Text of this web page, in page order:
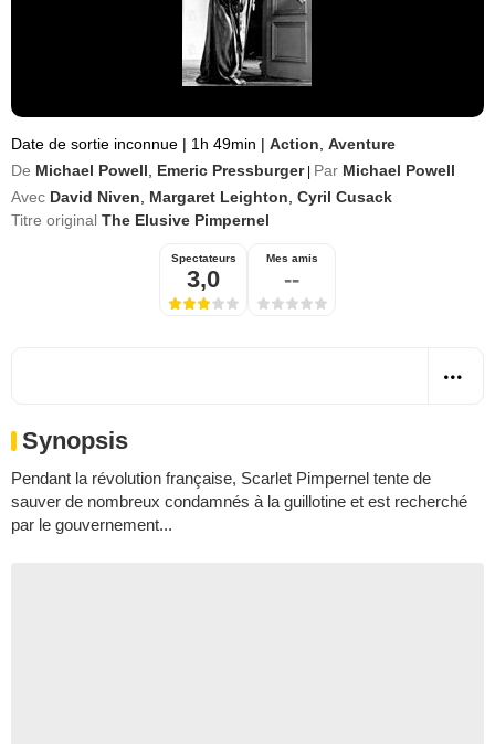
Date de sortie inconnue | 1h 49min | Action Aventure
De Michael Powell Emeric Pressburger Par Michael Powell
Avec David Niven Margaret Leighton Cyril Cusack
Titre original The Elusive Pimpernel
Spectateurs
3,0
Mes amis
--
Synopsis
Pendant la révolution française, Scarlet Pimpernel tente de
sauver de nombreux condamnés à la guillotine et est recherché
par le gouvernement...